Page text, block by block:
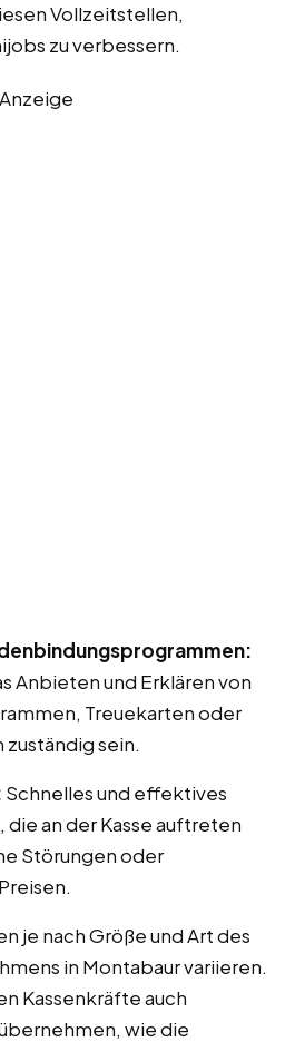
Vollzeitstellen,
zu verbessern.
Anzeige
Anbieten und Erklären von
Treuekarten oder
sein.
Schnelles und effektives
an der Kasse auftreten
Störungen oder
je nach Größe und Art des
in Montabaur variieren.
Kassenkräfte auch
wie die